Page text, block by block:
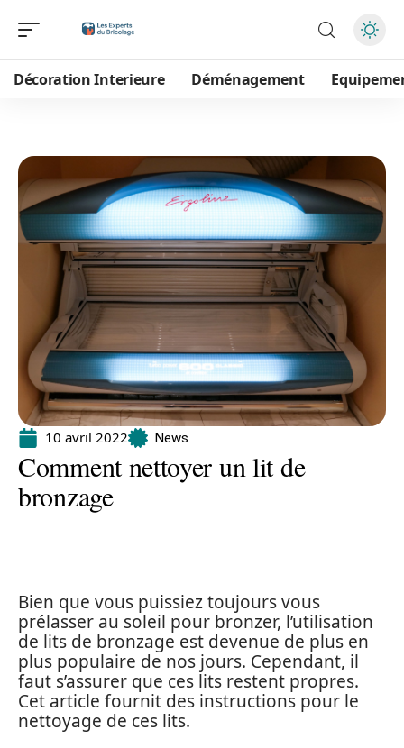
Décoration Interieure Déménagement
10 avril 2022 News
Comment nettoyer un lit de
bronzage
Bien que vous puissiez toujours vous
prélasser au soleil pour bronzer, l’utilisation
de lits de bronzage est devenue de plus en
plus populaire de nos jours. Cependant, il
faut s’assurer que ces lits restent propres.
Cet article fournit des instructions pour le
nettoyage de ces lits.